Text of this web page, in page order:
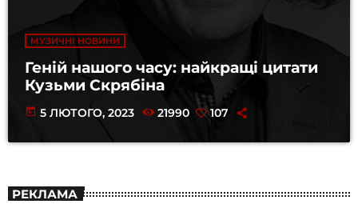
МУЗИЧНІ НОВИНИ
Геній нашого часу: найкращі цитати
Кузьми Скрябіна
today 5 ЛЮТОГО, 2023 21990 107
РЕКЛАМА